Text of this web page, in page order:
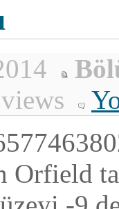
Orfield